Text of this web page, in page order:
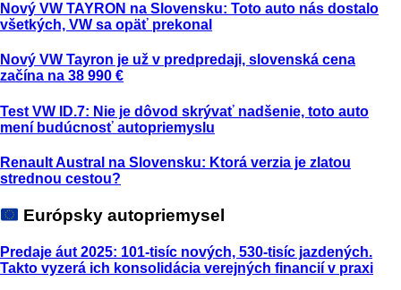
Nový VW TAYRON na Slovensku: Toto auto nás dostalo
všetkých, VW sa opäť prekonal
Nový VW Tayron je už v predpredaji, slovenská cena
začína na 38 990 €
Test VW ID.7: Nie je dôvod skrývať nadšenie, toto auto
mení budúcnosť autopriemyslu
Renault Austral na Slovensku: Ktorá verzia je zlatou
strednou cestou?
Európsky autopriemysel
Predaje áut 2025: 101-tisíc nových, 530-tisíc jazdených.
Takto vyzerá ich konsolidácia verejných financií v praxi